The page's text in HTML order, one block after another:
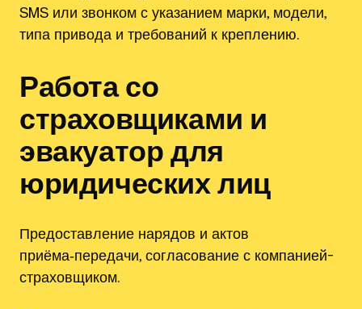
SMS или звонком с указанием марки, модели,
типа привода и требований к креплению.
Работа со
страховщиками и
эвакуатор для
юридических лиц
Предоставление нарядов и актов
приёма‑передачи, согласование с компанией-
страховщиком.